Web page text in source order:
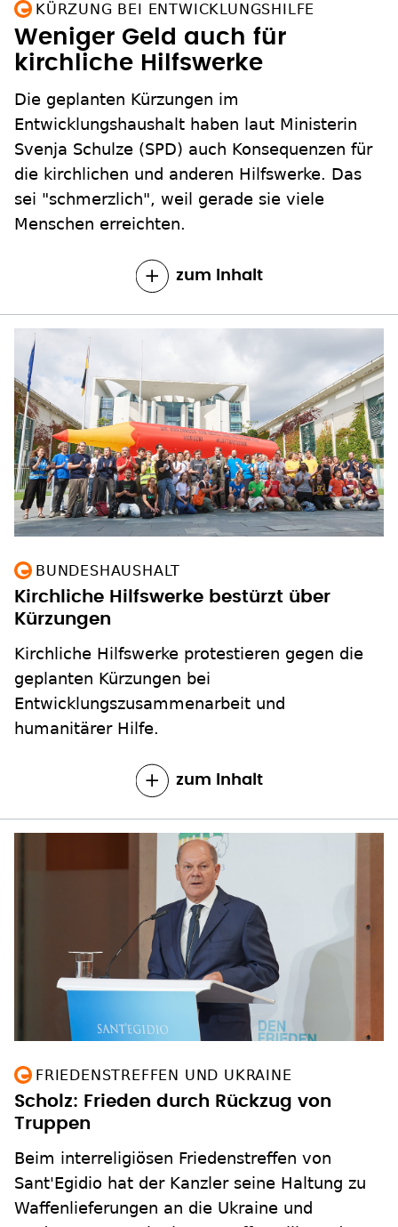
KÜRZUNG BEI ENTWICKLUNGSHILFE
Weniger Geld auch für
kirchliche Hilfswerke
Die geplanten Kürzungen im
Entwicklungshaushalt haben laut Ministerin
Svenja Schulze (SPD) auch Konsequenzen für
die kirchlichen und anderen Hilfswerke. Das
sei "schmerzlich", weil gerade sie viele
Menschen erreichten.
zum Inhalt
BUNDESHAUSHALT
Kirchliche Hilfswerke bestürzt über
Kürzungen
Kirchliche Hilfswerke protestieren gegen die
geplanten Kürzungen bei
Entwicklungszusammenarbeit und
humanitärer Hilfe.
zum Inhalt
FRIEDENSTREFFEN UND UKRAINE
Scholz: Frieden durch Rückzug von
Truppen
Beim interreligiösen Friedenstreffen von
Sant'Egidio hat der Kanzler seine Haltung zu
Waffenlieferungen an die Ukraine und